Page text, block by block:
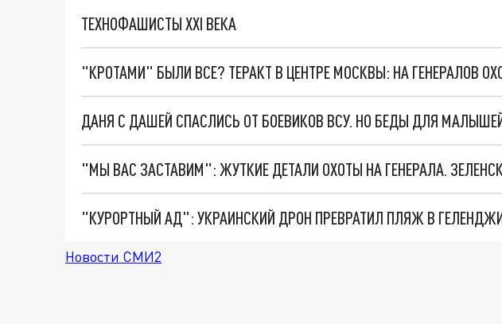
ТЕХНОФАШИСТЫ XXI ВЕКА
"КРОТАМИ" БЫЛИ ВСЕ? ТЕРАКТ В ЦЕНТРЕ МОСКВЫ: НА ГЕНЕРАЛОВ
ДАНЯ С ДАШЕЙ СПАСЛИСЬ ОТ БОЕВИКОВ ВСУ. НО БЕДЫ ДЛЯ
"КУРОРТНЫЙ АД": УКРАИНСКИЙ ДРОН ПРЕВРАТИЛ ПЛЯЖ В
Новости СМИ2